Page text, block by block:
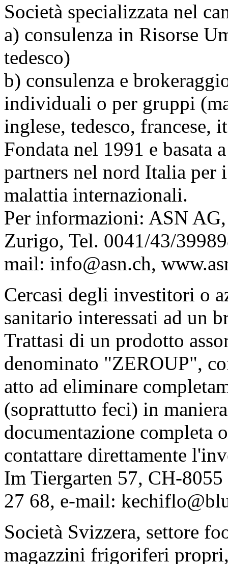
Società specializzata nel
a) consulenza in Risorse
tedesco)
b) consulenza e
individuali o per gruppi
inglese, tedesco,
Fondata nel 1991 e basata
partners nel nord Italia per
malattia internazionali.
Per informazioni: ASN
Zurigo, Tel. 0041/43/
mail: info@asn.ch,
Cercasi degli investitori o
sanitario interessati ad un
Trattasi di un prodotto
denominato "ZEROUP",
atto ad eliminare
(soprattutto feci) in
documentazione
contattare direttamente
Im Tiergarten 57, CH-
27 68, e-mail:
Società Svizzera, settore
magazzini frigoriferi